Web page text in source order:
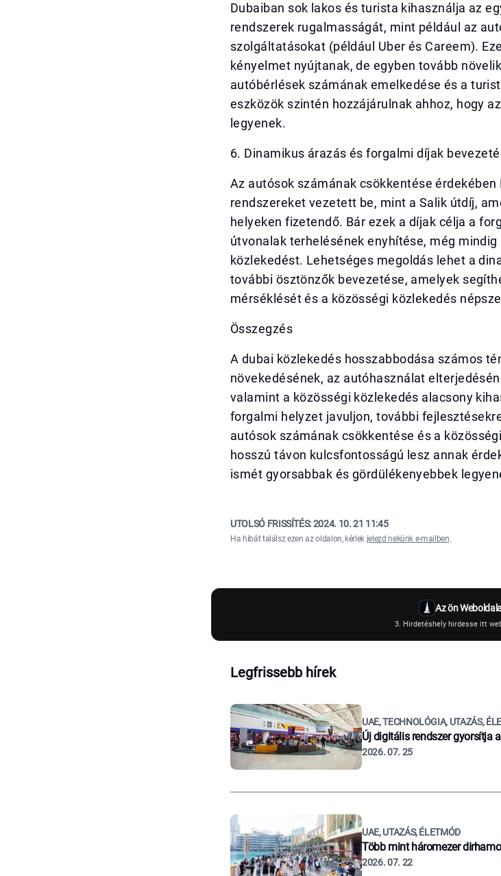
Dubaiban sok lakos és turista kihasználja az
rendszerek rugalmasságát, mint például az
szolgáltatásokat (például Uber és Careem).
kényelmet nyújtanak, de egyben tovább
autóbérlések számának emelkedése és a
eszközök szintén hozzájárulnak ahhoz, hogy
legyenek.
6. Dinamikus árazás és forgalmi díjak
Az autósok számának csökkentése
rendszereket vezetett be, mint a Salik útdíj,
helyeken fizetendő. Bár ezek a díjak célja a
útvonalak terhelésének enyhítése, még
közlekedést. Lehetséges megoldás lehet a
további ösztönzők bevezetése, amelyek
mérséklését és a közösségi közlekedés
Összegzés
A dubai közlekedés hosszabbodása számos
növekedésének, az autóhasználat
valamint a közösségi közlekedés alacsony
forgalmi helyzet javuljon, további
autósok számának csökkentése és a
hosszú távon kulcsfontosságú lesz annak
ismét gyorsabbak és gördülékenyebbek
UTOLSÓ FRISSÍTÉS:2024. 10. 21 11:45
Ha hibát találsz ezen az oldalon, kérlek jelezd nekünk e-mailben.
Az ön
3. Hirdetéshely hirdesse itt
Legfrissebb hírek
UAE, TECHNOLÓGIA, UTAZÁS,
Új digitális rendszer gyorsítja
2026. 07. 25
UAE, UTAZÁS, ÉLETMÓD
Több mint háromezer
2026. 07. 22